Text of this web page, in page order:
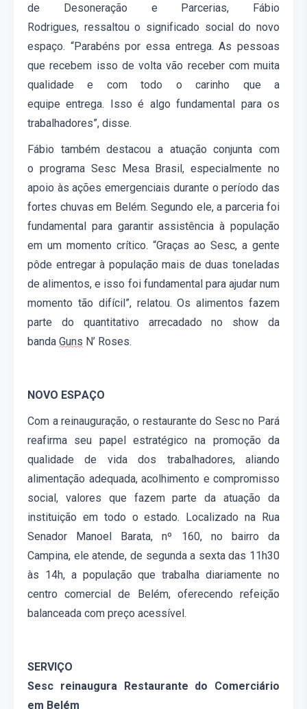
de Desoneração e Parcerias, Fábio
Rodrigues, ressaltouo significado social do novo
espaço. “Parabéns por essa entrega. As pessoas
que recebem isso de volta vão receber com muita
qualidade e com todo o carinho que a
equipe entrega. Isso é algo fundamental para os
trabalhadores”, disse.
Fábio também destacou a atuação conjunta com
o programa Sesc Mesa Brasil, especialmente no
apoio às ações emergenciais durante o período das
fortes chuvas em Belém. Segundo ele, a parceria foi
fundamental para garantir assistência à população
em um momento crítico. “Graças ao Sesc, a gente
pôde entregar à população mais de duas toneladas
de alimentos, e isso foi fundamental para ajudar num
momento tão difícil ”, relatou. Osalimentos fazem
parte do quantitativo
arrecadado
no show da
banda Guns N’ Roses.
NOVO ESPAÇO
Com a reinauguração, o restaurante do Sescno Pará
reafirma seu papel estratégico na promoção da
qualidade de vida dos trabalhadores, aliando
alimentação adequada, acolhimento e compromisso
social, valores que fazem parte da atuação da
instituição em todo o estado. Localizado na
Rua
Senador Manoel Barata, nº 160, no bairro da
Campina, ele atende, de segunda a sextadas 11h30
às 14h, apopulação que trabalha diariamente no
centro comercial de Belém, oferecendo refeição
balanceada com preço acessível.
SERVIÇO
Sesc reinaugura Restaurante do Comerciário
em Belém